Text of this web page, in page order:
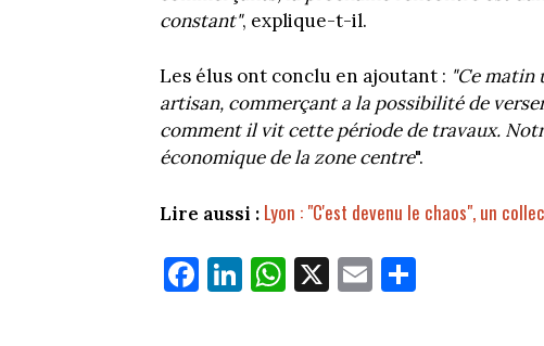
constant", explique-t-il.
Les élus ont conclu en ajoutant : "Ce matin
artisan, commerçant a la possibilité de
comment il vit cette période de travaux.
économique de la zone centre".
Lire aussi : Lyon : "C'est devenu le chaos", un
Fa
ce
Li
nk
W
ha
X E
m